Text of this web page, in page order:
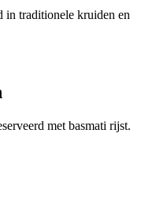
in traditionele kruiden en
met basmati rijst.